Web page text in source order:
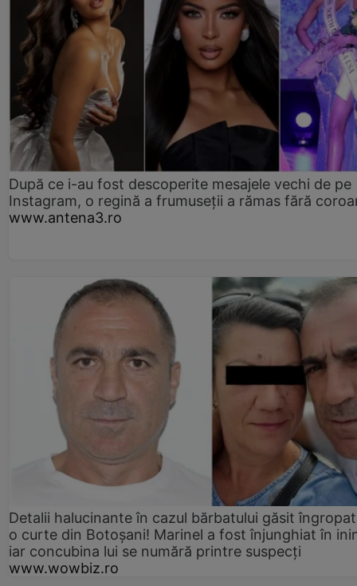
După ce i-au fost descoperite mesajele vechi de pe
Instagram, o regină a frumuseții a rămas fără
www.antena3.ro
Detalii halucinante în cazul bărbatului găsit
o curte din Botoșani! Marinel a fost înjunghiat în
iar concubina lui se numără printre suspecți
www.wowbiz.ro